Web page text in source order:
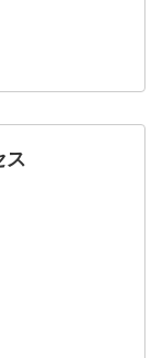
ス